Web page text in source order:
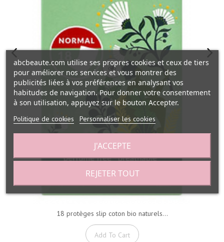
18 protèges slip coton bio naturels...
Add To Cart
abcbeaute.com utilise ses propres cookies et ceux de tiers
pour améliorer nos services et vous montrer des
publicités liées à vos préférences en analysant vos
habitudes de navigation. Pour donner votre consentement
à son utilisation, appuyez sur le bouton Accepter.
Politique de cookies Personnaliser les cookies
REJETER TOUT
J'ACCEPTE